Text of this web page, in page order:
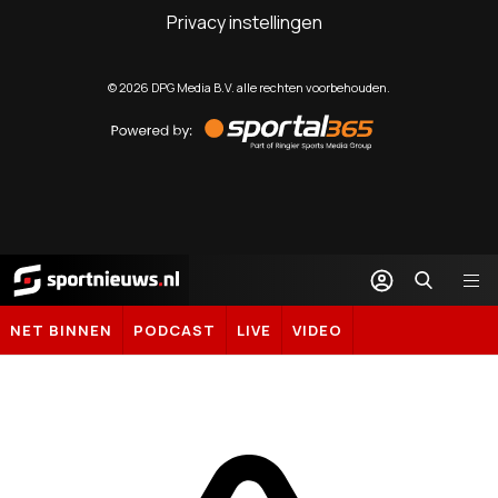
Privacy instellingen
©2026 DPG Media B.V. alle rechten voorbehouden.
by
Sportal365
Sportnieuws.nl
NET BINNEN PODCAST LIVE VIDEO